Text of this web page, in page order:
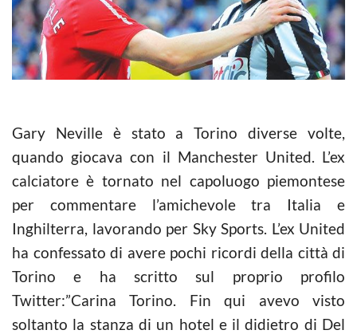
Gary Neville è stato a Torino diverse volte,
quando giocava con il Manchester United. L’ex
calciatore è tornato nel capoluogo piemontese
per commentare l’amichevole tra Italia e
Inghilterra, lavorando per Sky Sports. L’ex United
ha confessato di avere pochi ricordi della città di
Torino e ha scritto sul proprio profilo
Twitter:”Carina Torino. Fin qui avevo visto
soltanto la stanza di un hotel e il didietro di Del